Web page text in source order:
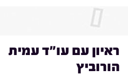
ראיון עם עו"ד עמית
הורוביץ